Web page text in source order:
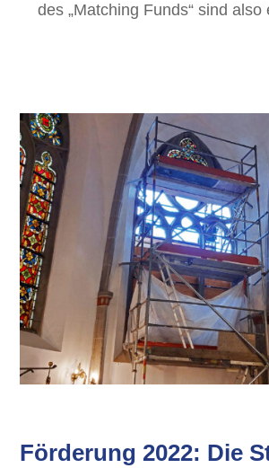
des „Matching Funds“ sind also
Förderung 2022: Die